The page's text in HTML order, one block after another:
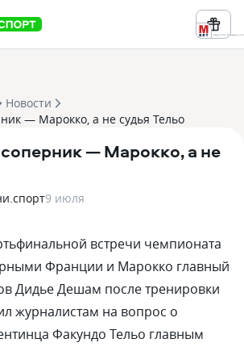
Реклама ООО «БК «Марафон» ИНН
Новости
— Марокко, а не судья Тельо
— Марокко, а не
9 июля
встречи чемпионата
Франции и Марокко главный
Дидье Дешам после тренировки
журналистам на вопрос о
Факундо Тельо главным